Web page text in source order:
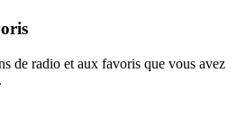
de radio et aux favoris que vous avez